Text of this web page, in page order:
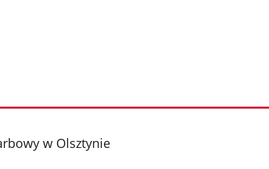
w Olsztynie